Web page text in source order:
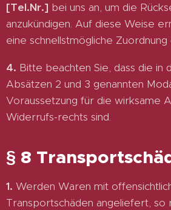
[Tel.Nr.] bei uns an, um die
anzukündigen. Auf diese Weise
eine schnellstmögliche
4. Bitte beachten Sie, dass die in
Absätzen 2 und 3 genannten
Voraussetzung für die wirksame
Widerrufs-rechts sind.
§ 8
1. Werden Waren mit
Transportschäden angeliefert, so